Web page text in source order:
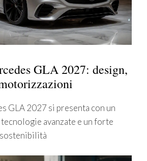
GLA 2027: design,
GLA 2027 si presenta con un
avanzate e un forte